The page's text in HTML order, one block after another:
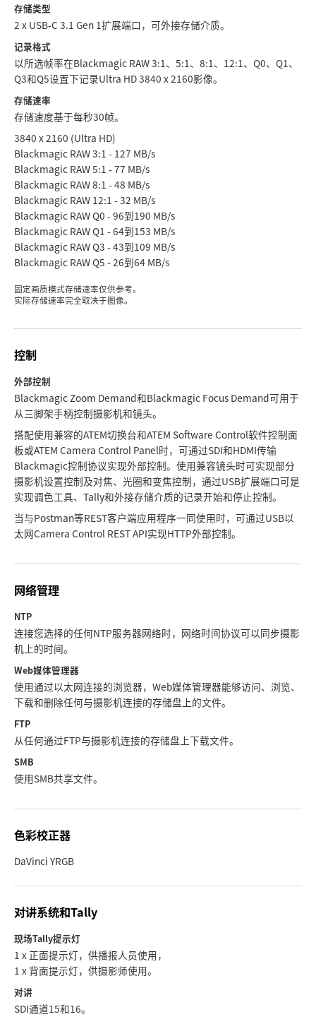
存储类型
2 x USB-C 3.1 Gen 1扩展端口，可外接存储介质。
记录格式
以所选帧率在Blackmagic RAW 3:1、5:1、8:1、12:1、Q0、Q1、
Q3和Q5设置下记录Ultra HD 3840 x 2160影像。
存储速率
存储速度基于每秒30帧。
3840 x 2160 (Ultra HD)
Blackmagic RAW 3:1 - 127 MB/s
Blackmagic RAW 5:1 - 77 MB/s
Blackmagic RAW 8:1 - 48 MB/s
Blackmagic RAW 12:1 - 32 MB/s
Blackmagic RAW Q0 - 96到190 MB/s
Blackmagic RAW Q1 - 64到153 MB/s
Blackmagic RAW Q3 - 43到109 MB/s
Blackmagic RAW Q5 - 26到64 MB/s
固定画质模式存储速率仅供参考。
实际存储速率完全取决于图像。
控制
外部控制
Blackmagic Zoom Demand和Blackmagic Focus Demand可用于
从三脚架手柄控制摄影机和镜头。
搭配使用兼容的ATEM切换台和ATEM Software Control软件控制面
板或ATEM Camera Control Panel时，可通过SDI和HDMI传输
Blackmagic控制协议实现外部控制。使用兼容镜头时可实现部分
摄影机设置控制及对焦、光圈和变焦控制，通过USB扩展端口可是
实现调色工具、Tally和外接存储介质的记录开始和停止控制。
当与Postman等REST客户端应用程序一同使用时，可通过USB以
太网Camera Control REST API实现HTTP外部控制。
网络管理
NTP
连接您选择的任何NTP服务器网络时，网络时间协议可以同步摄影
机上的时间。
Web媒体管理器
使用通过以太网连接的浏览器，Web媒体管理器能够访问、浏览、
下载和删除任何与摄影机连接的存储盘上的文件。
FTP
从任何通过FTP与摄影机连接的存储盘上下载文件。
SMB
使用SMB共享文件。
色彩校正器
DaVinci YRGB
对讲系统和Tally
现场Tally提示灯
1 x 正面提示灯，供播报人员使用，
1 x 背面提示灯，供摄影师使用。
对讲
SDI通道15和16。